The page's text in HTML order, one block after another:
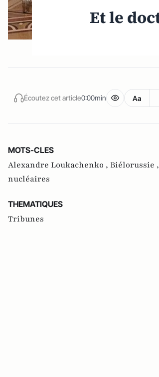
Et le
Écoutez cet article0:00min Aa
MOTS-CLES
Alexandre Loukachenko , Biélorussie ,
nucléaires
THEMATIQUES
Tribunes